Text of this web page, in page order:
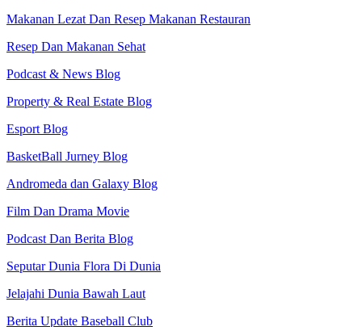
Makanan Lezat Dan Resep Makanan Restauran
Resep Dan Makanan Sehat
Podcast & News Blog
Property & Real Estate Blog
Esport Blog
BasketBall Jurney Blog
Andromeda dan Galaxy Blog
Film Dan Drama Movie
Podcast Dan Berita Blog
Seputar Dunia Flora Di Dunia
Jelajahi Dunia Bawah Laut
Berita Update Baseball Club